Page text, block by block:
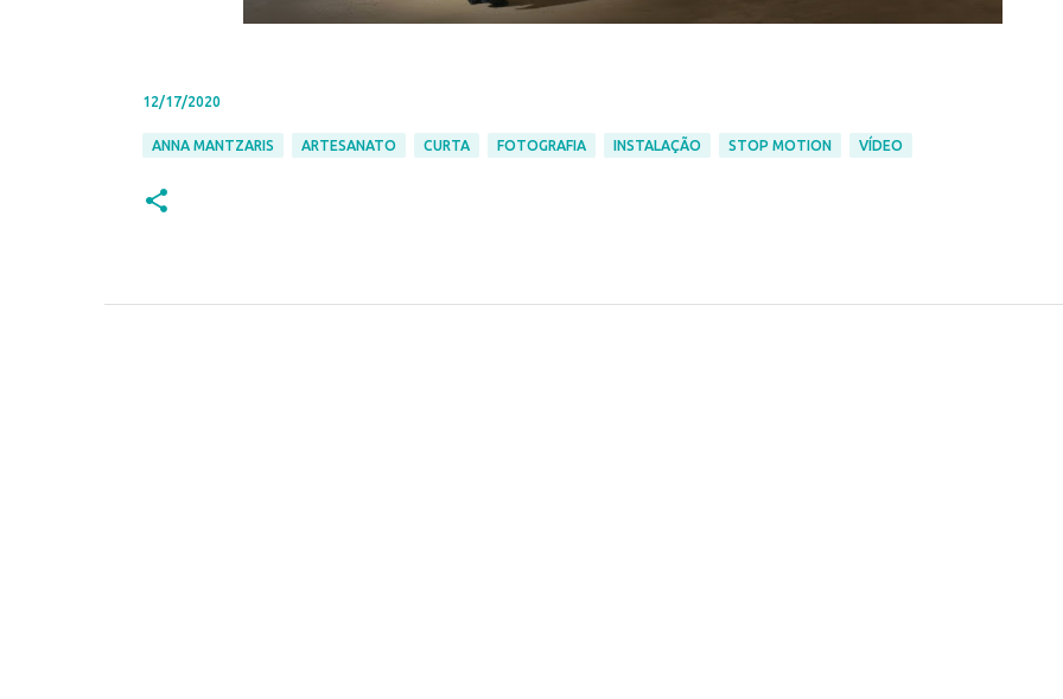
12/17/2020
ANNA MANTZARIS ARTESANATO CURTA FOTOGRAFIA INSTALAÇÃO STOP MOTION VÍDEO